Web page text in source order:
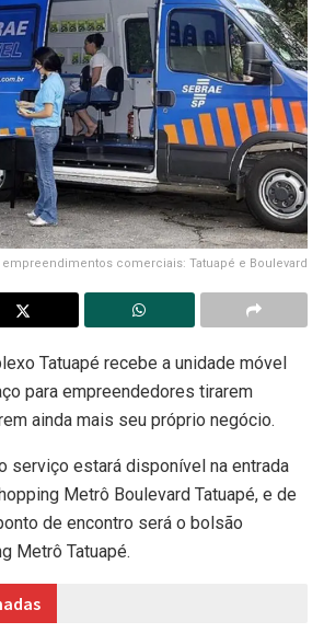
comerciais: Tatuapé e Boulevard
Tatuapé recebe a unidade móvel
para empreendedores tirarem
ainda mais seu próprio negócio.
serviço estará disponível na entrada
Metrô Boulevard Tatuapé, e de
de encontro será o bolsão
Metrô Tatuapé.